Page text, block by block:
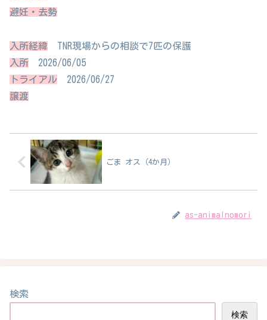
避妊・去勢
入所経緯 TNR現場からの相談で7匹の保護
入所 2026/06/05
トライアル 2026/06/27
譲渡
ごま オス（4か月）
as-animalnomori
検索
検索